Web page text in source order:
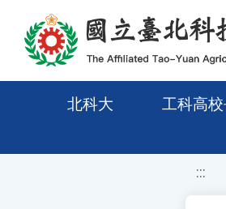
移至網頁之主要內容區位置
北科大 工科高
:::